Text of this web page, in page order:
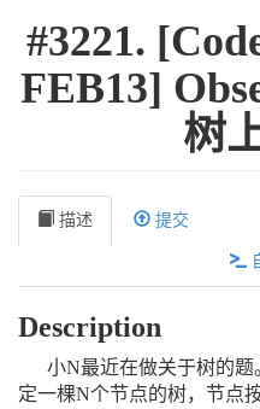
#3221.
FEB13]
树
描述 提交
Description
小N最近在做关于树的题
定一棵N个节点的树，节点